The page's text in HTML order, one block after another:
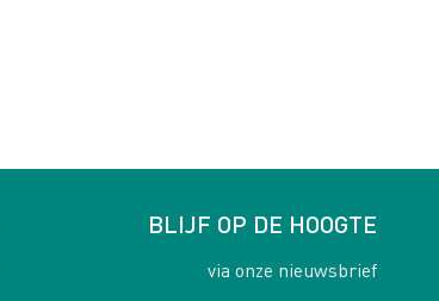
BLIJF OP DE HOOGTE
via onze nieuwsbrief